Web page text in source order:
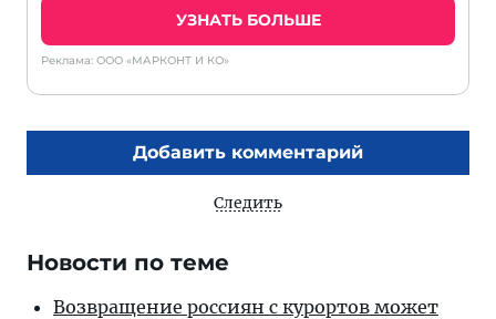
УЗНАТЬ БОЛЬШЕ
Реклама: ООО «МАРКОНТ И КО»
Добавить комментарий
Следить
Новости по теме
Возвращение россиян с курортов может